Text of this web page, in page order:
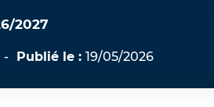
2027
- Publié le : 19/05/2026